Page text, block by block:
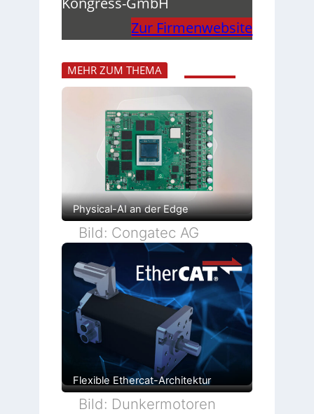
Zur Firmenwebsite
MEHR ZUM THEMA
Physical-AI an der Edge
Bild: Congatec AG
Flexible Ethercat-Architektur
Bild: Dunkermotoren